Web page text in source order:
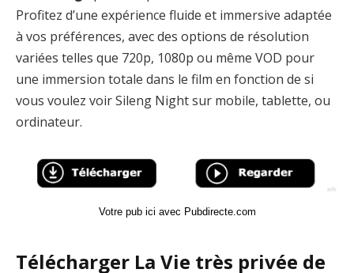
Profitez d’une expérience fluide et immersive adaptée
à vos préférences, avec des options de résolution
variées telles que 720p, 1080p ou même VOD pour
une immersion totale dans le film en fonction de si
vous voulez voir Sileng Night sur mobile, tablette, ou
ordinateur.
Votre pub ici avec Pubdirecte.com
Télécharger La Vie très privée de